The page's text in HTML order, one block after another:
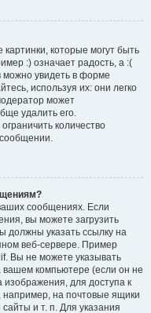
которые могут быть
:) означает радость, а :(
можно увидеть в форме
используя их: они легко
может
удалить его.
количество
сообщениях. Если
вы можете загрузить
должны указать ссылку на
веб-сервере. Пример
Вы не можете указывать
компьютере (если он не
для доступа к
например, на почтовые ящики
и т. п. Для указания